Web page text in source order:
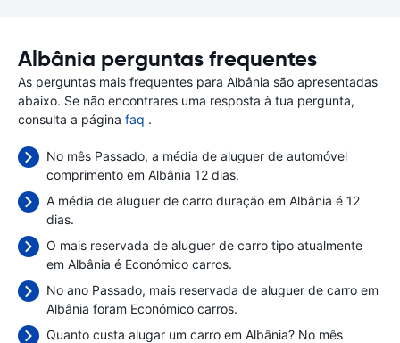
Albânia perguntas frequentes
As perguntas mais frequentes para Albânia são apresentadas
abaixo. Se não encontrares uma resposta à tua pergunta,
consulta a página faq .
No mês Passado, a média de aluguer de automóvel
comprimento em Albânia 12 dias.
A média de aluguer de carro duração em Albânia é 12
dias.
O mais reservada de aluguer de carro tipo atualmente
em Albânia é Económico carros.
No ano Passado, mais reservada de aluguer de carro em
Albânia foram Económico carros.
Quanto custa alugar um carro em Albânia? No mês